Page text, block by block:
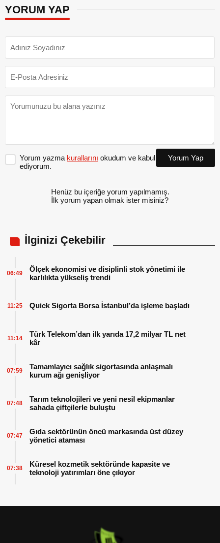
YORUM YAP
Yorum yazma kurallarını okudum ve kabul
ediyorum.
Yorum Yap
Henüz bu içeriğe yorum yapılmamış.
İlk yorum yapan olmak ister misiniz?
İlginizi Çekebilir
Ölçek ekonomisi ve disiplinli stok yönetimi ile
karlılıkta yükseliş trendi
06:49
Quick Sigorta Borsa İstanbul’da işleme başladı
11:25
Türk Telekom’dan ilk yarıda 17,2 milyar TL net
kâr
11:14
Tamamlayıcı sağlık sigortasında anlaşmalı
kurum ağı genişliyor
07:59
Tarım teknolojileri ve yeni nesil ekipmanlar
sahada çiftçilerle buluştu
07:48
Gıda sektörünün öncü markasında üst düzey
yönetici ataması
07:47
Küresel kozmetik sektöründe kapasite ve
teknoloji yatırımları öne çıkıyor
07:38